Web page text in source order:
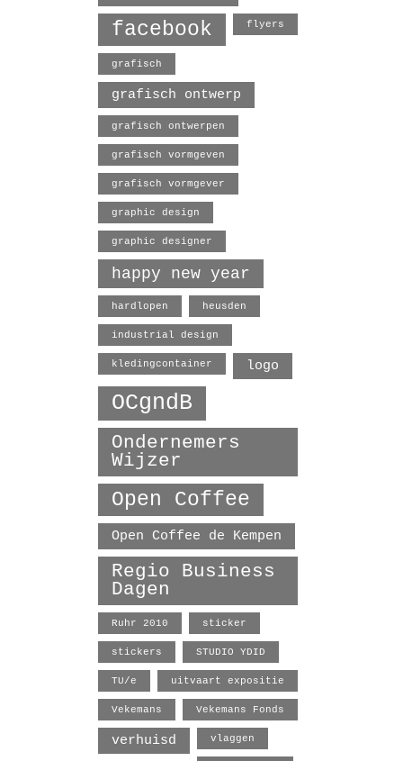
facebook flyers
grafisch
grafisch ontwerp
grafisch ontwerpen
grafisch vormgeven
grafisch vormgever
graphic design
graphic designer
happy new year
hardlopen heusden
industrial design
kledingcontainer logo
OCgndB
Ondernemers
Wijzer
Open Coffee
Open Coffee de Kempen
Regio Business
Dagen
Ruhr 2010 sticker
stickers STUDIO YDID
TU/e uitvaart expositie
Vekemans Vekemans Fonds
verhuisd vlaggen